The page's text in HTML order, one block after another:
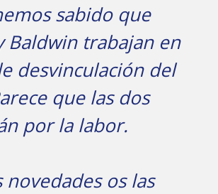
sabido que
Baldwin trabajan en
desvinculación del
que las dos
por la labor.
novedades os las